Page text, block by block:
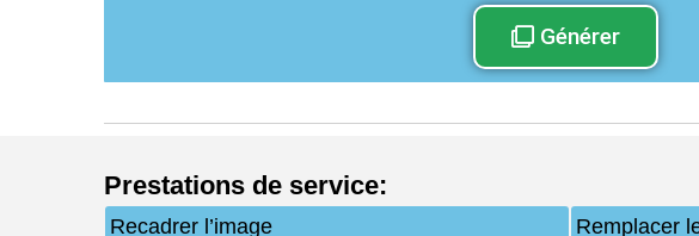
Générer
Prestations de service:
Recadrer l’image Remplacer